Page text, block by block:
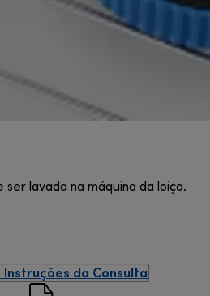
ser lavada na máquina da loiça.
da Consulta